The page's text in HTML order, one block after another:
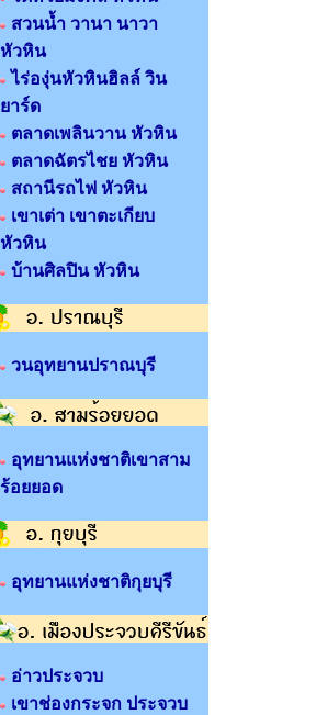
สวนน้ำ วานา นาวา
หัวหิน
ไร่องุ่นหัวหินฮิลล์ วิน
ยาร์ด
ตลาดเพลินวาน หัวหิน
ตลาดฉัตรไชย หัวหิน
สถานีรถไฟ หัวหิน
เขาเต่า เขาตะเกียบ
หัวหิน
บ้านศิลปิน หัวหิน
วนอุทยานปราณบุรี
อุทยานแห่งชาติเขาสาม
ร้อยยอด
อุทยานแห่งชาติกุยบุรี
อ่าวประจวบ
เขาช่องกระจก ประจวบ